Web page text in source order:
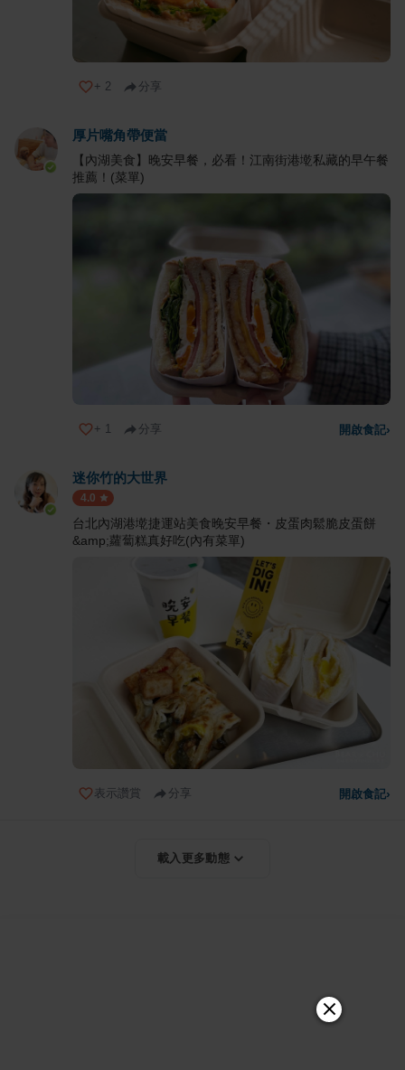
+ 2 分享
厚片嘴角帶便當
【內湖美食】晚安早餐，必看！江南街港墘私藏的早午餐
推薦！(菜單)
+ 1 分享 開啟食記›
迷你竹的大世界
4.0
台北內湖港墘捷運站美食晚安早餐・皮蛋肉鬆脆皮蛋餅
&amp;蘿蔔糕真好吃(內有菜單)
表示讚賞 分享 開啟食記›
載入更多動態